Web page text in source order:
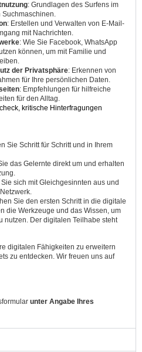
: Grundlagen des Surfens im
Suchmaschinen.
: Erstellen und Verwalten von E-Mail-
mit Nachrichten.
: Wie Sie Facebook, WhatsApp
können, um mit Familie und
der Privatsphäre: Erkennen von
für Ihre persönlichen Daten.
: Empfehlungen für hilfreiche
für den Alltag.
kritische Hinterfragungen
Sie Schritt für Schritt und in Ihrem
das Gelernte direkt um und erhalten
Sie sich mit Gleichgesinnten aus und
Sie den ersten Schritt in die digitale
die Werkzeuge und das Wissen, um
nutzen. Der digitalen Teilhabe steht
digitalen Fähigkeiten zu erweitern
zu entdecken. Wir freuen uns auf
unter Angabe Ihres